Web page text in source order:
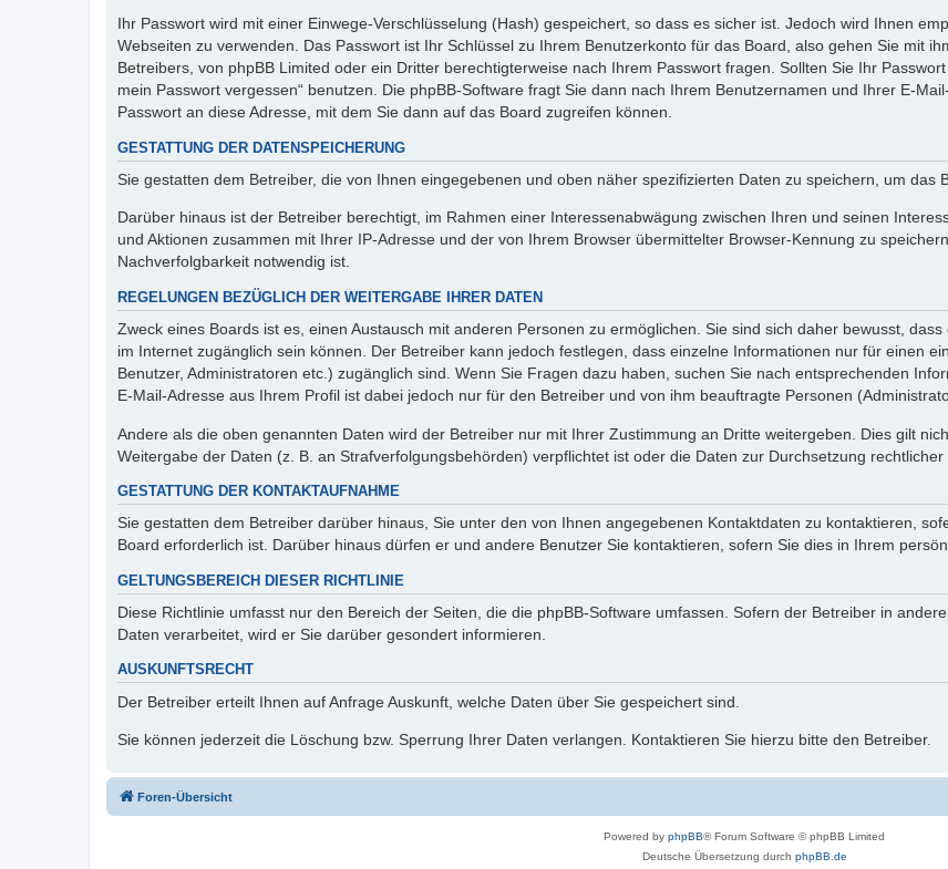
Ihr Passwort wird mit einer Einwege-Verschlüsselung (Hash) gespeichert, so dass es sicher ist. Jedoch wird Ihnen
Webseiten zu verwenden. Das Passwort ist Ihr Schlüssel zu Ihrem Benutzerkonto für das Board, also gehen Sie mit
Betreibers, von phpBB Limited oder ein Dritter berechtigterweise nach Ihrem Passwort fragen. Sollten Sie Ihr
mein Passwort vergessen“ benutzen. Die phpBB-Software fragt Sie dann nach Ihrem Benutzernamen und Ihrer E-
Passwort an diese Adresse, mit dem Sie dann auf das Board zugreifen können.
GESTATTUNG DER DATENSPEICHERUNG
Sie gestatten dem Betreiber, die von Ihnen eingegebenen und oben näher spezifizierten Daten zu speichern, um das
Darüber hinaus ist der Betreiber berechtigt, im Rahmen einer Interessenabwägung zwischen Ihren und seinen
und Aktionen zusammen mit Ihrer IP-Adresse und der von Ihrem Browser übermittelter Browser-Kennung zu
Nachverfolgbarkeit notwendig ist.
REGELUNGEN BEZÜGLICH DER WEITERGABE IHRER DATEN
Zweck eines Boards ist es, einen Austausch mit anderen Personen zu ermöglichen. Sie sind sich daher bewusst,
im Internet zugänglich sein können. Der Betreiber kann jedoch festlegen, dass einzelne Informationen nur für einen
Benutzer, Administratoren etc.) zugänglich sind. Wenn Sie Fragen dazu haben, suchen Sie nach entsprechenden
E-Mail-Adresse aus Ihrem Profil ist dabei jedoch nur für den Betreiber und von ihm beauftragte Personen
Andere als die oben genannten Daten wird der Betreiber nur mit Ihrer Zustimmung an Dritte weitergeben. Dies gilt
Weitergabe der Daten (z. B. an Strafverfolgungsbehörden) verpflichtet ist oder die Daten zur Durchsetzung rechtlicher
GESTATTUNG DER KONTAKTAUFNAHME
Sie gestatten dem Betreiber darüber hinaus, Sie unter den von Ihnen angegebenen Kontaktdaten zu kontaktieren,
Board erforderlich ist. Darüber hinaus dürfen er und andere Benutzer Sie kontaktieren, sofern Sie dies in Ihrem
GELTUNGSBEREICH DIESER RICHTLINIE
Diese Richtlinie umfasst nur den Bereich der Seiten, die die phpBB-Software umfassen. Sofern der Betreiber in
Daten verarbeitet, wird er Sie darüber gesondert informieren.
AUSKUNFTSRECHT
Der Betreiber erteilt Ihnen auf Anfrage Auskunft, welche Daten über Sie gespeichert sind.
Sie können jederzeit die Löschung bzw. Sperrung Ihrer Daten verlangen. Kontaktieren Sie hierzu bitte den Betreiber.
Foren-Übersicht
Powered by phpBB® Forum Software © phpBB Limited
Deutsche Übersetzung durch phpBB.de